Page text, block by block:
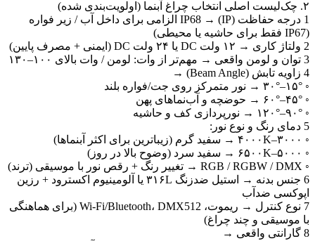
1 درجه حفاظت (IP) → IP68 الزامی برای داخل آب / زیر فواره
6 جنس بدنه → استیل ضدزنگ ۳۱۶L یا آلومینیوم اکسترود + رزین
اپوکسی ضدآب
7 نوع کنترل → ریموت، Wi-Fi/Bluetooth، DMX512 (برای هماهنگی
با موسیقی و چند چراغ)